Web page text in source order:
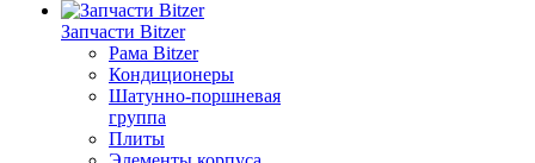
Запчасти Bitzer
Рама Bitzer
Кондиционеры
Шатунно-поршневая
группа
Плиты